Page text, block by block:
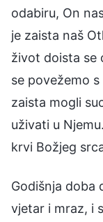
odabiru, On
je zaista naš
život doista se
se povežemo
zaista mogli
uživati u
krvi Božjeg
Godišnja doba
vjetar i mraz, i